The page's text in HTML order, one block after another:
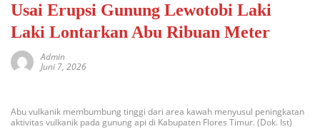
Usai Erupsi Gunung Lewotobi Laki
Laki Lontarkan Abu Ribuan Meter
Admin
Juni 7, 2026
Abu vulkanik membumbung tinggi dari area kawah menyusul peningkatan
aktivitas vulkanik pada gunung api di Kabupaten Flores Timur. (Dok. Ist)